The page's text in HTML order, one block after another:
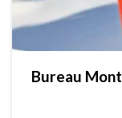
Bureau